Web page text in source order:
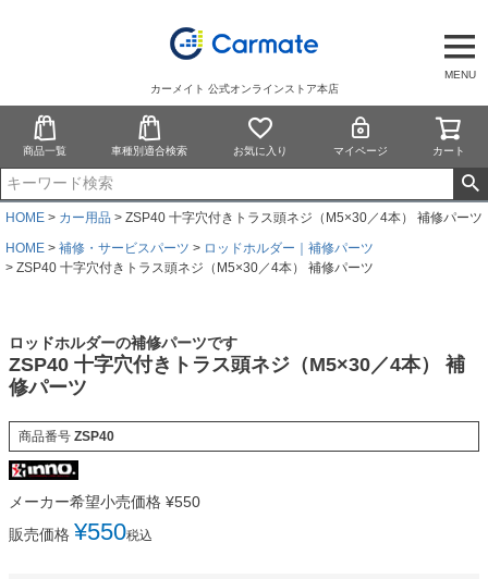
MENU
カーメイト 公式オンラインストア本店
商品一覧 車種別適合検索 お気に入り マイページ カート
HOME カー用品
ZSP40 十字穴付きトラス頭ネジ（M5×30／4本） 補修パーツ
HOME
補修・サービスパーツ
ロッドホルダー｜補修パーツ
ZSP40 十字穴付きトラス頭ネジ（M5×30／4本） 補修パーツ
ロッドホルダーの補修パーツです
ZSP40 十字穴付きトラス頭ネジ（M5×30／4本） 補
修パーツ
商品番号 ZSP40
メーカー希望小売価格 ¥550
販売価格 ¥550税込